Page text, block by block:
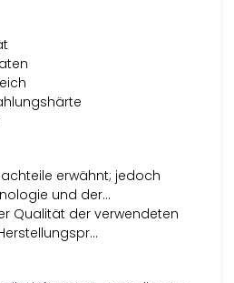
erwähnt; jedoch
und der…
Qualität der verwendeten